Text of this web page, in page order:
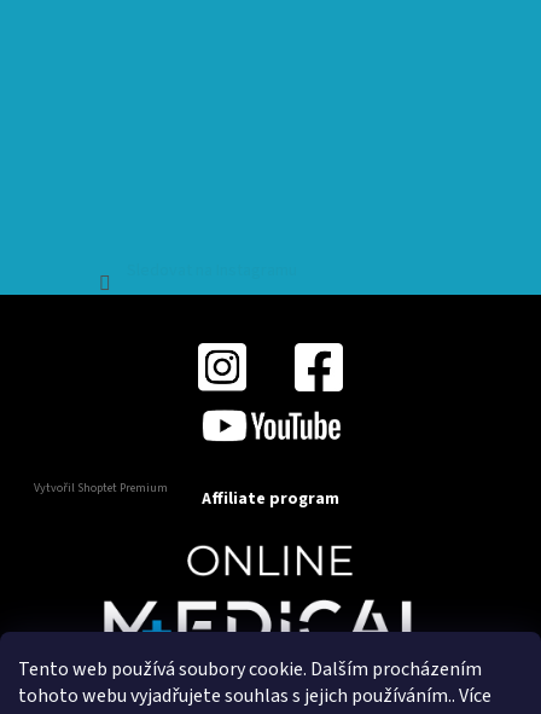
Tento web používá soubory cookie. Dalším procházením
tohoto webu vyjadřujete souhlas s jejich používáním.. Více
Vytvořil Shoptet Premium Affiliate program
Copyright 2025OnlineMedical.cz. Všechna práva